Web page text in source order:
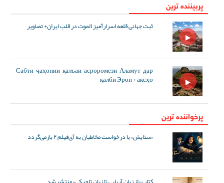
پربیننده ترین
ثبت جهانی قلعه اسرارآمیز الموت در قلب ایران+ تصاویر
Сабти ҷаҳонии қалъаи асроромези Аламут дар
қалби Эрон + аксҳо
پرخواننده ترین
«ستایش» با درخواست مخاطبان به آی‌فیلم ۲ بازمی‌گردد